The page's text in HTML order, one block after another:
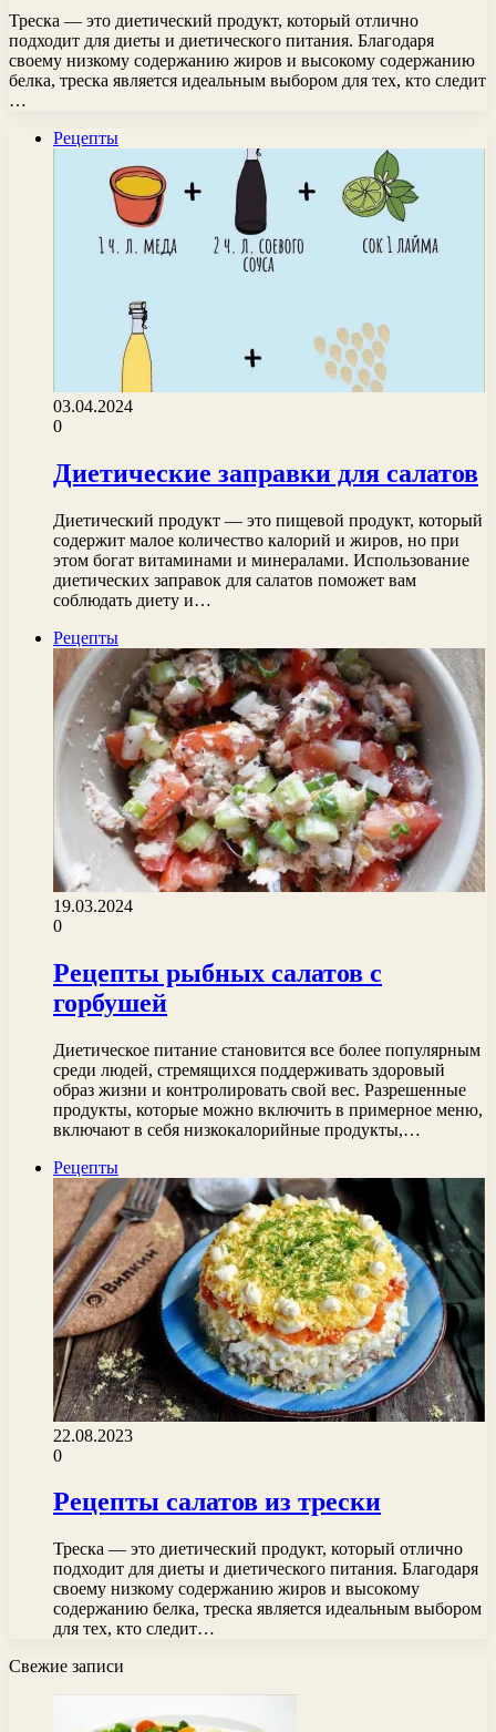
Треска — это диетический продукт, который отлично
подходит для диеты и диетического питания. Благодаря
своему низкому содержанию жиров и высокому содержанию
белка, треска является идеальным выбором для тех, кто следит
…
Рецепты
03.04.2024
0
Диетические заправки для салатов
Диетический продукт — это пищевой продукт, который
содержит малое количество калорий и жиров, но при
этом богат витаминами и минералами. Использование
диетических заправок для салатов поможет вам
соблюдать диету и…
Рецепты
19.03.2024
0
Рецепты рыбных салатов с
горбушей
Диетическое питание становится все более популярным
среди людей, стремящихся поддерживать здоровый
образ жизни и контролировать свой вес. Разрешенные
продукты, которые можно включить в примерное меню,
включают в себя низкокалорийные продукты,…
Рецепты
22.08.2023
0
Рецепты салатов из трески
Треска — это диетический продукт, который отлично
подходит для диеты и диетического питания. Благодаря
своему низкому содержанию жиров и высокому
содержанию белка, треска является идеальным выбором
для тех, кто следит…
Свежие записи